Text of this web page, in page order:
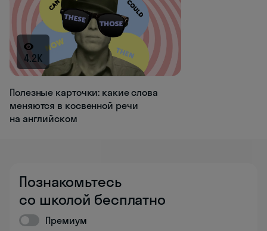
4.2K
Полезные карточки: какие слова
меняются в косвенной речи
на английском
Познакомьтесь
со школой бесплатно
Премиум